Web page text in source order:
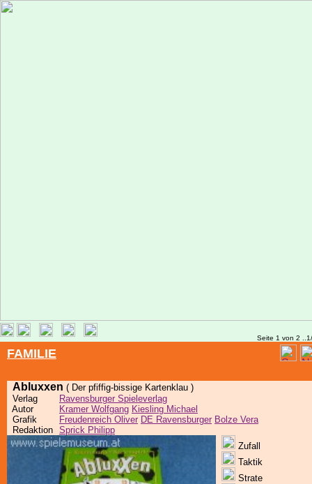
Seite 1 von 2
FAMILIE
Abluxxen ( Der pfiffig-bissige Kartenklau )
Verlag
Ravensburger Spieleverlag
Autor
Kramer Wolfgang Kiesling Michael
Grafik
Freudenreich Oliver DE Ravensburger Bolze Vera
Redaktion Sprick Philipp
Zufall
Taktik
Strate